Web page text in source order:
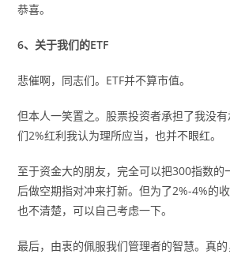
恭喜。
6、关于我们的ETF
悲催啊，同志们。ETF并不算市值。
但本人一笑置之。股票投资者承担了我没
们2%红利我认为理所应当，也并不眼红。
至于资金大的朋友，完全可以把300指数的
后做空期指对冲来打新。但为了2%-4%的
也不清楚，可以自己考虑一下。
最后，由衷的佩服我们管理者的智慧。真